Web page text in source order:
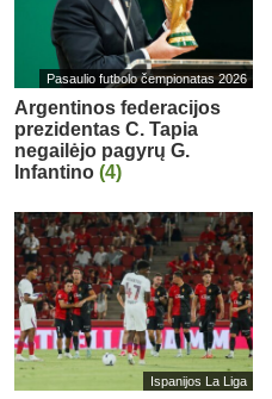
Pasaulio futbolo čempionatas 2026
Argentinos federacijos
prezidentas C. Tapia
negailėjo pagyrų G.
Infantino (4)
Ispanijos La Liga